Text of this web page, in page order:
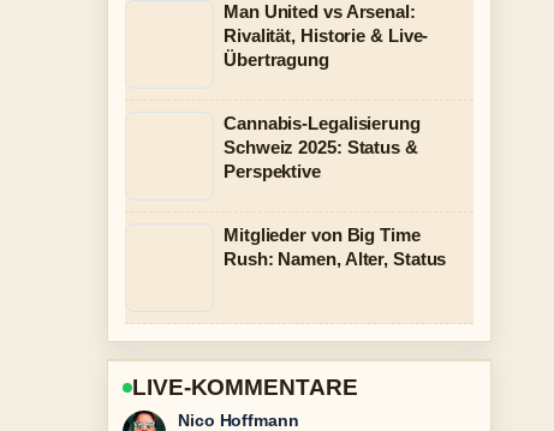
Man United vs Arsenal:
Rivalität, Historie & Live-
Übertragung
Cannabis-Legalisierung
Schweiz 2025: Status &
Perspektive
Mitglieder von Big Time
Rush: Namen, Alter, Status
LIVE-KOMMENTARE
Hannah Weber